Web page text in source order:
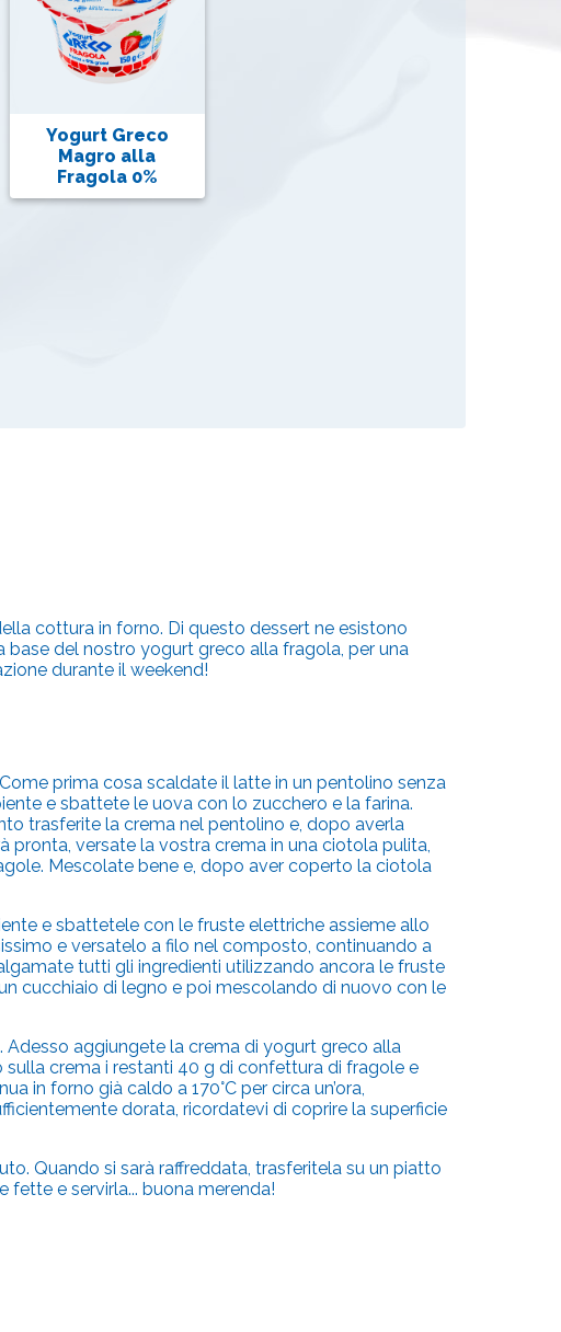
Yogurt Greco
Magro alla
Fragola 0%
cottura in forno. Di questo dessert ne esistono
base del nostro yogurt greco alla fragola, per una
durante il weekend!
prima cosa scaldate il latte in un pentolino senza
e sbattete le uova con lo zucchero e la farina.
trasferite la crema nel pentolino e, dopo averla
versate la vostra crema in una ciotola pulita,
Mescolate bene e, dopo aver coperto la ciotola
e sbattetele con le fruste elettriche assieme allo
e versatelo a filo nel composto, continuando a
tutti gli ingredienti utilizzando ancora le fruste
cucchiaio di legno e poi mescolando di nuovo con le
aggiungete la crema di yogurt greco alla
crema i restanti 40 g di confettura di fragole e
in forno già caldo a 170°C per circa un’ora,
dorata, ricordatevi di coprire la superficie
Quando si sarà raffreddata, trasferitela su un piatto
e servirla... buona merenda!